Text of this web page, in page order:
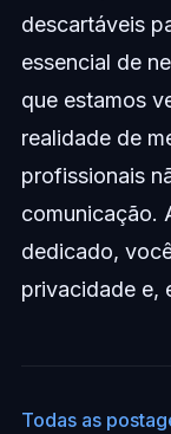
descartáveis
essencial de
que estamos
realidade de
profissionais
comunicação.
dedicado,
privacidade e,
Todas as